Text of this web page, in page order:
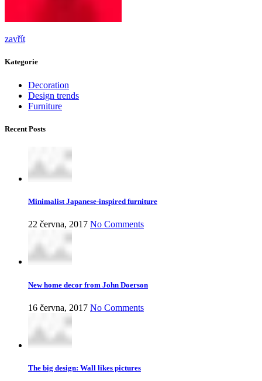
zavřít
Kategorie
Decoration
Design trends
Furniture
Recent Posts
Minimalist Japanese-inspired furniture
22 června, 2017 No Comments
New home decor from John Doerson
16 června, 2017 No Comments
The big design: Wall likes pictures